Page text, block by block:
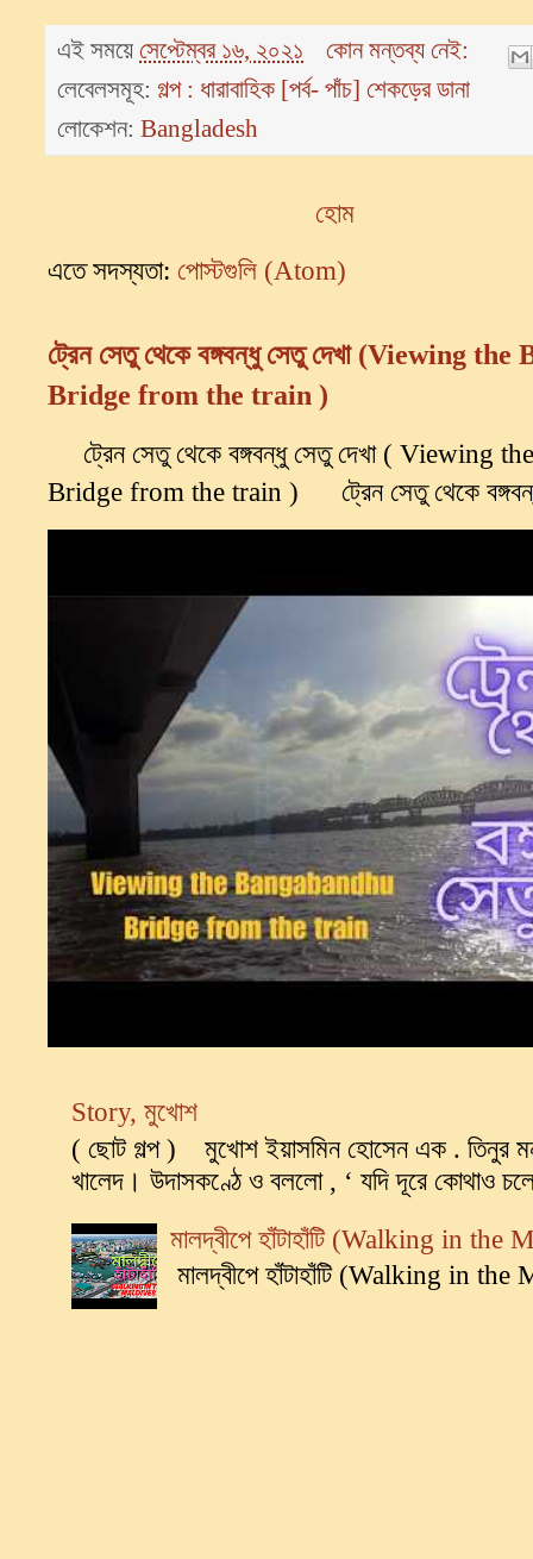
এই সময়ে সেপ্টেম্বর ১৬, ২০২১
কোন মন্তব্য নেই:
লেবেলসমূহ: গল্প : ধারাবাহিক [পর্ব- পাঁচ] শেকড়ের ডানা
লোকেশন: Bangladesh
হোম
এতে সদস্যতা: পোস্টগুলি (Atom)
ট্রেন সেতু থেকে বঙ্গবন্ধু সেতু দেখা (Viewing
Bridge from the train )
ট্রেন সেতু থেকে বঙ্গবন্ধু সেতু দেখা ( Viewing
Bridge from the train ) ট্রেন সেতু থেকে
Story, মুখোশ
( ছোট গল্প ) মুখোশ ইয়াসমিন হোসেন এক . তিনুর
খালেদ। উদাসকণ্ঠে ও বললো , ‘ যদি দূরে কোথাও
মালদ্বীপে হাঁটাহাঁটি (Walking in the
মালদ্বীপে হাঁটাহাঁটি (Walking in